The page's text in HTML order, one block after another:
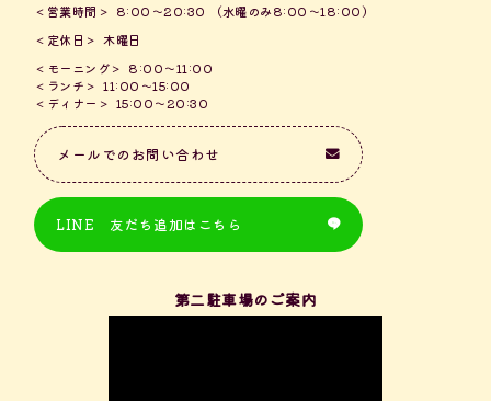
営業時間 8:00～20:30
（水曜のみ8:00～18:00）
定休日
木曜日
モーニング
8:00～11:00
ランチ
11:00～15:00
ディナー
15:00～20:30
メールでのお問い合わせ
LINE 友だち追加はこちら
第二駐車場のご案内